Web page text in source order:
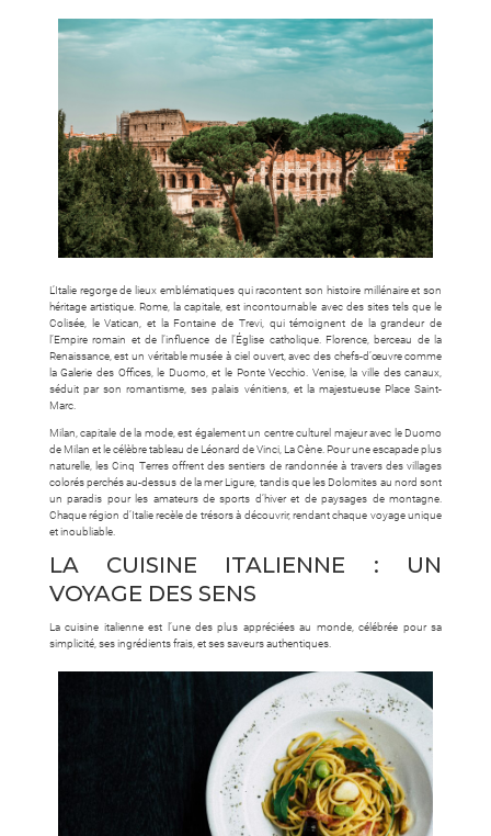
L’Italie regorge de lieux emblématiques qui racontent son histoire millénaire et son
héritage artistique. Rome, la capitale, est incontournable avec des sites tels que le
Colisée, le Vatican, et la Fontaine de Trevi, qui témoignent de la grandeur de
l’Empire romain et de l’influence de l’Église catholique. Florence, berceau de la
Renaissance, est un véritable musée à ciel ouvert, avec des chefs-d’œuvre comme
la Galerie des Offices, le Duomo, et le Ponte Vecchio. Venise, la ville des canaux,
séduit par son romantisme, ses palais vénitiens, et la majestueuse Place Saint-
Marc.
Milan, capitale de la mode, est également un centre culturel majeur avec le Duomo
de Milan et le célèbre tableau de Léonard de Vinci, La Cène. Pour une escapade plus
naturelle, les Cinq Terres offrent des sentiers de randonnée à travers des villages
colorés perchés au-dessus de la mer Ligure, tandis que les Dolomites au nord sont
un paradis pour les amateurs de sports d’hiver et de paysages de montagne.
Chaque région d’Italie recèle de trésors à découvrir, rendant chaque voyage unique
et inoubliable.
LA CUISINE ITALIENNE : UN
VOYAGE DES SENS
La cuisine italienne est l’une des plus appréciées au monde, célébrée pour sa
simplicité, ses ingrédients frais, et ses saveurs authentiques.